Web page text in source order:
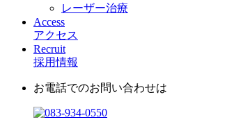
レーザー治療
Access
アクセス
Recruit
採用情報
お電話でのお問い合わせは